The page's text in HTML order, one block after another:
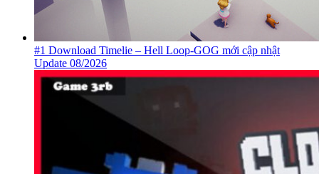
#1 Download Timelie – Hell Loop-GOG mới cập nhật
Update 08/2026